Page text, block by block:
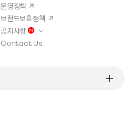
운영정책
브랜드보호정책
공지사항
Contact Us